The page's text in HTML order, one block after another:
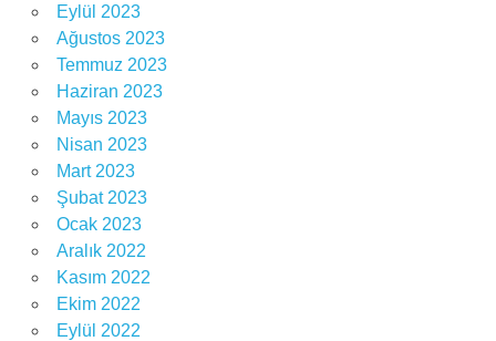
Eylül 2023
Ağustos 2023
Temmuz 2023
Haziran 2023
Mayıs 2023
Nisan 2023
Mart 2023
Şubat 2023
Ocak 2023
Aralık 2022
Kasım 2022
Ekim 2022
Eylül 2022